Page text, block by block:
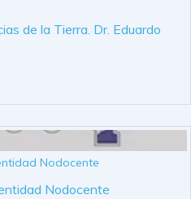
de la Tierra. Dr. Eduardo
Nodocente